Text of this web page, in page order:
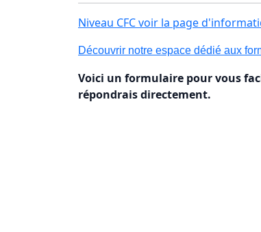
Niveau CFC voir la page
Découvrir notre espace dédié aux
Voici un formulaire pour vous
répondrais directement.